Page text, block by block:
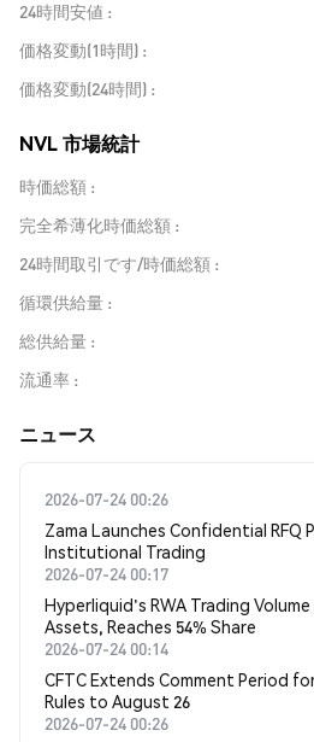
24時間安値
価格変動(1時間)
価格変動(24時間)
NVL 市場統計
時価総額
完全希薄化時価総額
24時間取引です/時価総額
循環供給量
総供給量
流通率
​​ニュース​​
2026-07-24 00:26
Zama Launches Confidential RFQ
Institutional Trading
2026-07-24 00:17
Hyperliquid's RWA Trading
Assets, Reaches 54% Share
2026-07-24 00:14
CFTC Extends Comment Period
Rules to August 26
2026-07-24 00:26